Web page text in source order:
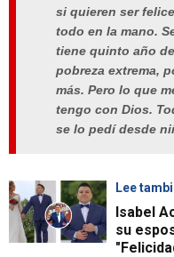
si quieren ser
todo en la mano.
tiene quinto año
pobreza extrema,
más. Pero lo que
tengo con Dios.
se lo pedí desde
Lee
Isabel
su